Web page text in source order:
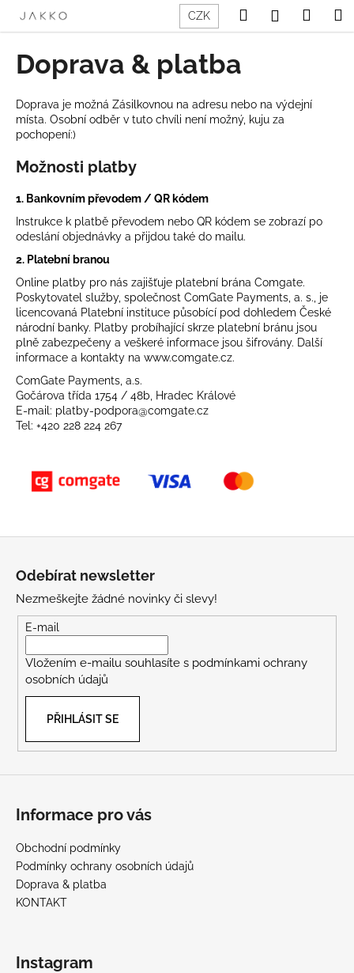
obsah
CZK HledatPřihlášení
Doprava & platba
Doprava je možná Zásilkovnou na adresu nebo na výdejní
místa. Osobní odběr v tuto chvíli není možný, kuju za
pochopení:)
Možnosti platby
1. Bankovním převodem / QR kódem
Instrukce k platbě převodem nebo QR kódem se zobrazí po
odeslání objednávky a přijdou také do mailu.
2. Platební branou
Online platby pro nás zajišťuje platební brána Comgate.
Poskytovatel služby, společnost ComGate Payments, a. s., je
licencovaná Platební instituce působící pod dohledem České
národní banky. Platby probíhající skrze platební bránu jsou
plně zabezpečeny a veškeré informace jsou šifrovány. Další
informace a kontakty na www.comgate.cz.
ComGate Payments, a.s.
Gočárova třída 1754 / 48b, Hradec Králové
E-mail: platby-podpora@comgate.cz
Tel: +420 228 224 267
o
o
p
o
t
e
b
u
j
e
t
e
n
a
j
í
t
HLEDAT
D
p
j
m
Odebírat newsletter
Nezmeškejte žádné novinky či slevy!
E-mail
Vložením e-mailu souhlasíte s podmínkami ochrany
osobních údajů
PŘIHLÁSIT SE
Informace pro vás
Obchodní podmínky
Podmínky ochrany osobních údajů
Doprava & platba
KONTAKT
Instagram